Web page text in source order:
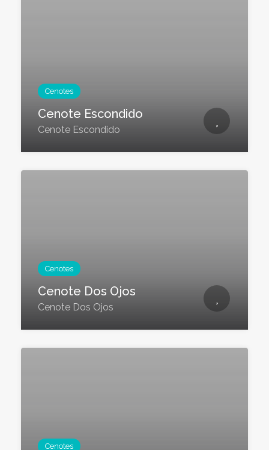
Cenotes
Cenote Escondido
Cenote Escondido
Cenotes
Cenote Dos Ojos
Cenote Dos Ojos
Cenotes